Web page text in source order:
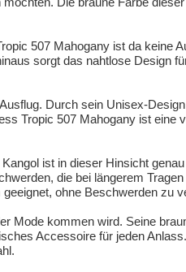
507 Mahogany ist da keine
sorgt das nahtlose Design
Durch sein Unisex-
Tropic 507 Mahogany ist eine
ist in dieser Hinsicht
die bei längerem
ohne Beschwerden zu
Mode kommen wird. Seine
Accessoire für jeden